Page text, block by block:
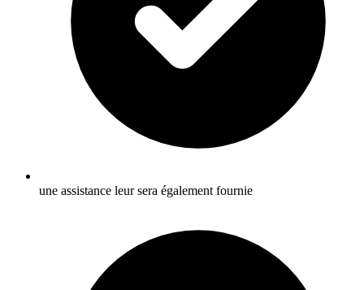
une assistance leur sera également fournie